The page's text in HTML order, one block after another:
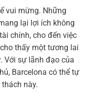
vui mừng. Những
lại lợi ích không
chính, cho đến việc
thấy một tương lai
Với sự lãnh đạo của
Barcelona có thể tự
này.